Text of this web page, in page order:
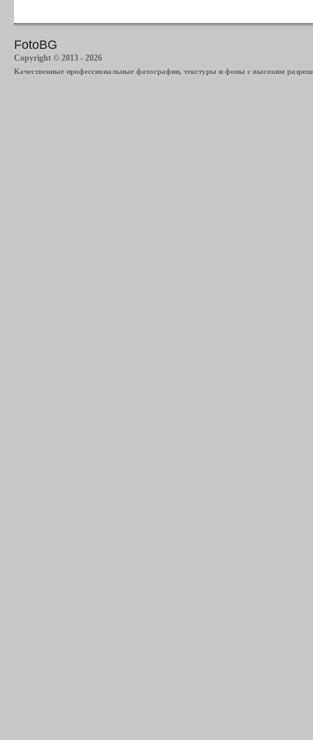
FotoBG
Copyright © 2013 - 2026
Качественные профессиональные фотографии, текстуры и фоны с высоким